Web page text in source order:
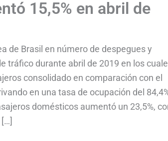
15,5% en abril de
de Brasil en número de despegues y
tráfico durante abril de 2019 en los
consolidado en comparación con el
en una tasa de ocupación del
domésticos aumentó un 23,5%,